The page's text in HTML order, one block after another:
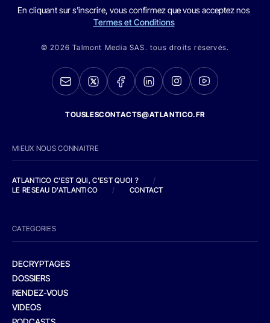
En cliquant sur s'inscrire, vous confirmez que vous acceptez nos
Termes et Conditions
© 2026 Talmont Media SAS. tous droits réservés.
TOUSLESCONTACTS@ATLANTICO.FR
MIEUX NOUS CONNAITRE
ATLANTICO C'EST QUI, C'EST QUOI ?
/
LE RESEAU D'ATLANTICO
/ CONTACT
CATEGORIES
DECRYPTAGES
DOSSIERS
RENDEZ-VOUS
VIDEOS